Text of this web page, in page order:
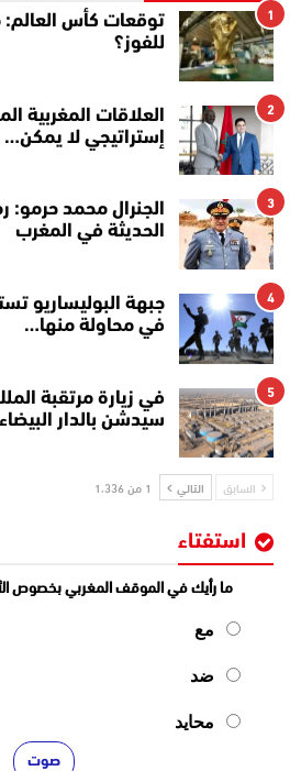
1
توقعات كأس العالم:
للفوز؟
2
العلاقات المغربية
إستراتيجي لا يمكن…
3
الجنرال محمد حرمو:
الحديثة في المغرب
4
جبهة البوليساريو
في محاولة منها…
5
في زيارة مرتقبة
سيدشن بالدار
السابق التالي 1 من 1٬336
استفتاء
ما رأيك في الموقف المغربي بخصوص
مع
ضد
محايد